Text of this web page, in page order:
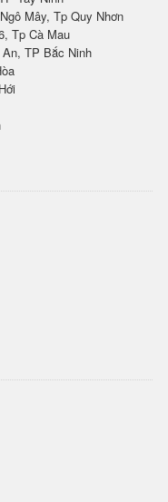
Mây, Tp Quy Nhơn
Tp Cà Mau
TP Bắc Ninh